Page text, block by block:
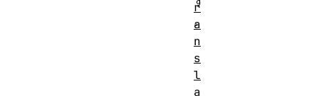
。
r
a
n
s
l
a